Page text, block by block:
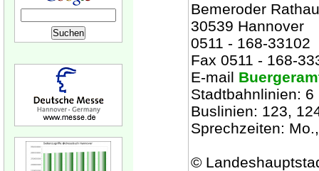
Bemeroder
30539 Hannover
0511 - 168-33102
Fax 0511 - 168-
E-mail
Stadtbahnlinien:
Buslinien: 123,
Sprechzeiten:
©